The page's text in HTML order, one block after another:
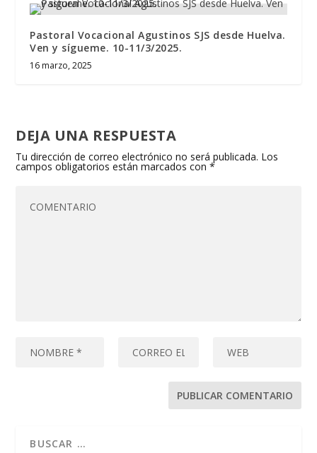
Pastoral Vocacional Agustinos SJS desde Huelva.
Ven y sígueme. 10-11/3/2025.
16 marzo, 2025
DEJA UNA RESPUESTA
Tu dirección de correo electrónico no será publicada. Los
campos obligatorios están marcados con*